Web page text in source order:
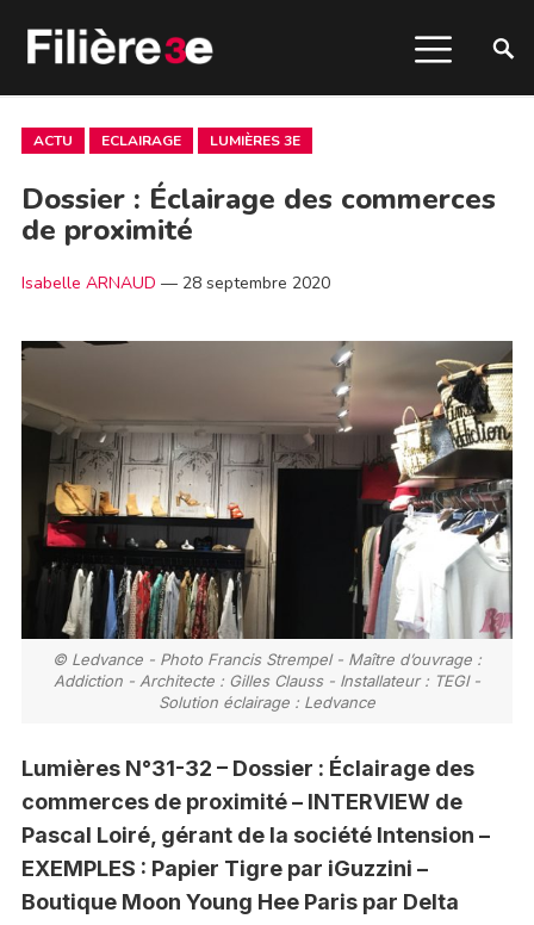
ACTU ECLAIRAGE LUMIÈRES 3E
Dossier : Éclairage des commerces
de proximité
Isabelle ARNAUD — 28 septembre 2020
© Ledvance - Photo Francis Strempel - Maître d’ouvrage :
Addiction - Architecte : Gilles Clauss - Installateur : TEGI -
Solution éclairage : Ledvance
Lumières N°31-32 – Dossier : Éclairage des
commerces de proximité – INTERVIEW de
Pascal Loiré, gérant de la société Intension –
EXEMPLES : Papier Tigre par iGuzzini –
Boutique Moon Young Hee Paris par Delta